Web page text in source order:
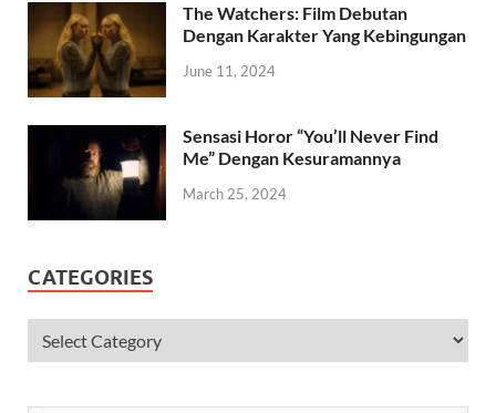
The Watchers: Film Debutan
Dengan Karakter Yang Kebingungan
June 11, 2024
Sensasi Horor “You’ll Never Find
Me” Dengan Kesuramannya
March 25, 2024
CATEGORIES